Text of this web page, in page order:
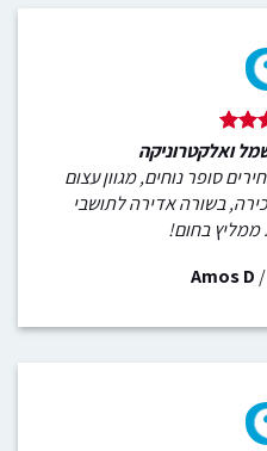
סופר נוחים, מגוון עצום
בשורה אדירה לתושבי
ממליץ בחום!
Amos D /